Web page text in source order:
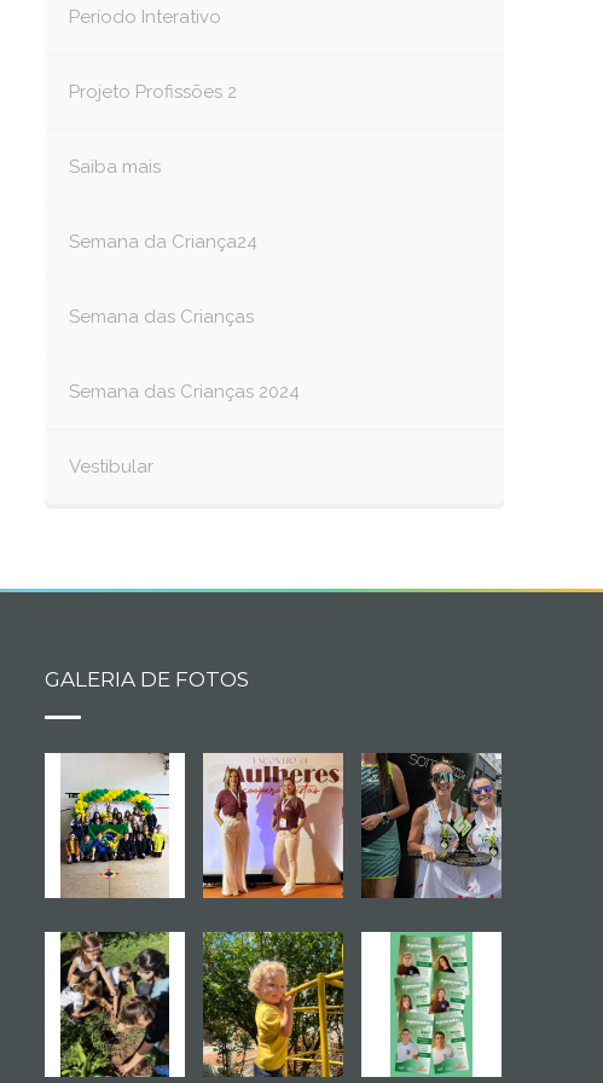
Período Interativo
Projeto Profissões 2
Saiba mais
Semana da Criança24
Semana das Crianças
Semana das Crianças 2024
Vestibular
GALERIA DE FOTOS